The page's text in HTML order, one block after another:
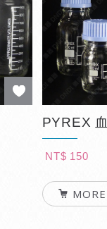
PYREX
NT$ 150
MORE